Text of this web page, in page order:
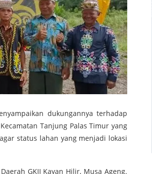
dukungannya terhadap
Tanjung Palas Timur yang
status lahan yang menjadi lokasi
GKII Kayan Hilir, Musa Ageng.